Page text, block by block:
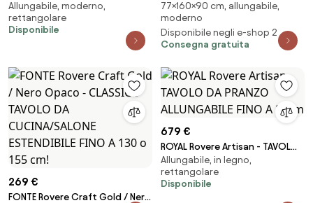
Millennium - TAVOLO DA PRANZO
ALLUNGABILE FINO A 218 cm!
Allungabile, moderno,
rettangolare
Disponibile
Bianco Frassino 90x160
Allungato 420 telaio Antracite
77×160×90 cm, allungabile,
moderno
Disponibile negli e-shop 2
Consegna gratuita
269 €
FONTE Rovere Craft Gold / Nero
679 €
ROYAL Rovere Artisan - TAVOLO
DA PRANZO ALLUNGABILE FINO A
2,7 m
Allungabile, in legno,
rettangolare
Disponibile